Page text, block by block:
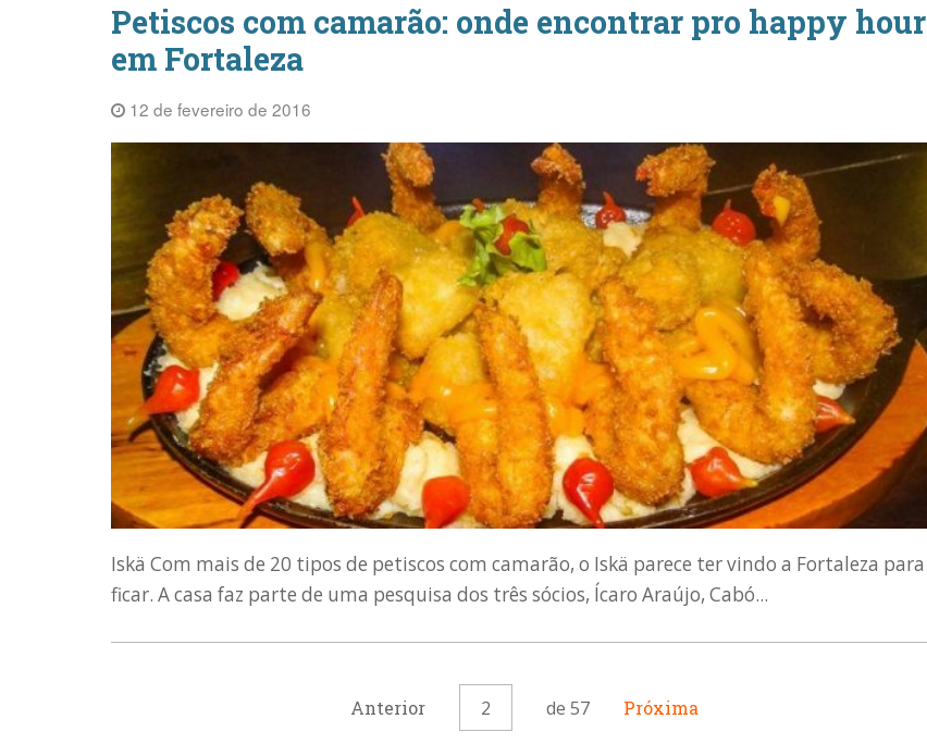
Petiscos com camarão: onde encontrar pro happy hour
em Fortaleza
12 de fevereiro de 2016
Iskä Com mais de 20 tipos de petiscos com camarão, o Iskä parece ter vindo a Fortaleza para
ficar. A casa faz parte de uma pesquisa dos três sócios, Ícaro Araújo, Cabó...
Anterior 2 de 57 Próxima